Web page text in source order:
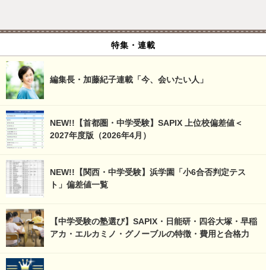
特集・連載
編集長・加藤紀子連載「今、会いたい人」
NEW!!【首都圏・中学受験】SAPIX 上位校偏差値＜
2027年度版（2026年4月）
NEW!!【関西・中学受験】浜学園「小6合否判定テス
ト」偏差値一覧
【中学受験の塾選び】SAPIX・日能研・四谷大塚・早稲
アカ・エルカミノ・グノーブルの特徴・費用と合格力